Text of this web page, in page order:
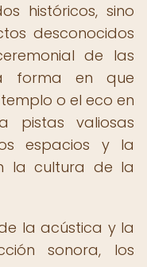
históricos, sino
desconocidos
de las
forma en que
o el eco en
pistas valiosas
espacios y la
la cultura de la
la acústica y la
sonora, los